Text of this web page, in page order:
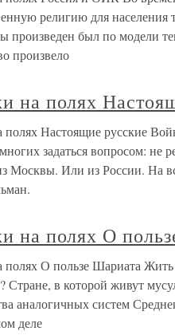
религию для
произведен был по модели
произвело
на полях
полях Настоящие русские
задаться вопросом: не
Москвы. Или из России. На
на полях О
полях О пользе Шариата
Стране, в которой живут
аналогичных систем
деле